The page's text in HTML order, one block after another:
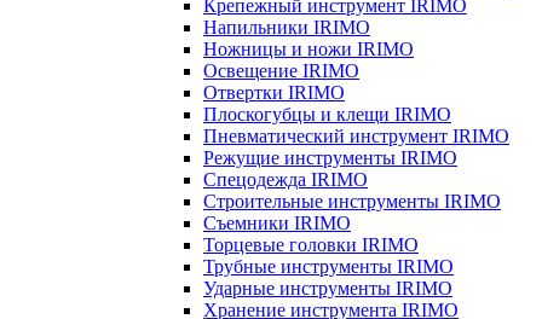
Крепежный инструмент IRIMO
Напильники IRIMO
Ножницы и ножи IRIMO
Освещение IRIMO
Отвертки IRIMO
Плоскогубцы и клещи IRIMO
Пневматический инструмент IRIMO
Режущие инструменты IRIMO
Спецодежда IRIMO
Строительные инструменты IRIMO
Съемники IRIMO
Торцевые головки IRIMO
Трубные инструменты IRIMO
Ударные инструменты IRIMO
Хранение инструмента IRIMO